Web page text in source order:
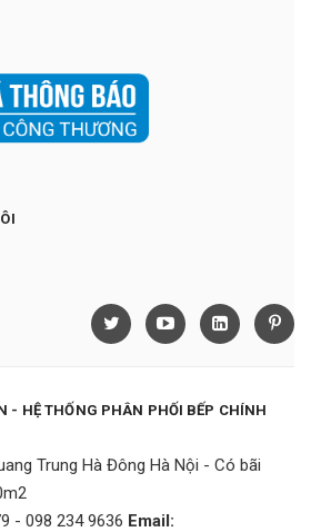
- HỆ THỐNG PHÂN PHỐI BẾP CHÍNH
Trung Hà Đông Hà Nội - Có bãi
- 098 234 9636 Email: